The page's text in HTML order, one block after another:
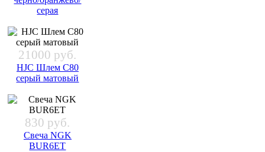
серая
21000 руб.
HJC Шлем C80
серый матовый
830 руб.
Свеча NGK
BUR6ET